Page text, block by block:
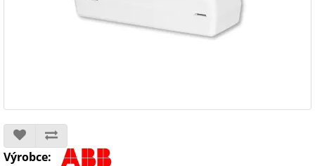
Výrobce: